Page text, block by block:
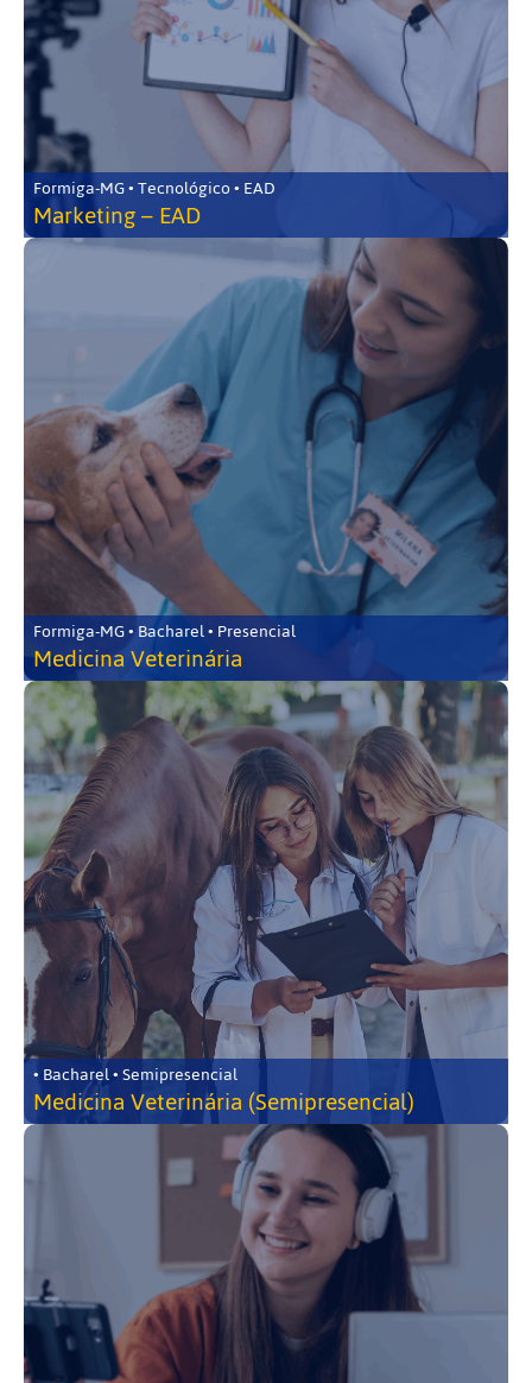
Formiga-MG • Tecnológico • EAD
Marketing – EAD
Formiga-MG • Bacharel • Presencial
Medicina Veterinária
• Bacharel • Semipresencial
Medicina Veterinária (Semipresencial)